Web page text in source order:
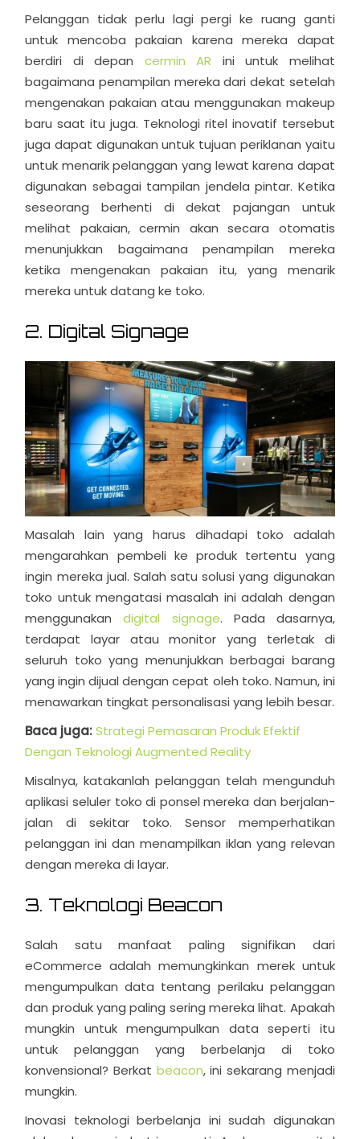
Pelanggan tidak perlu lagi pergi ke ruang ganti
untuk mencoba pakaian karena mereka dapat
berdiri di depan cermin AR ini untuk melihat
bagaimana penampilan mereka dari dekat setelah
mengenakan pakaian atau menggunakan makeup
baru saat itu juga. Teknologi ritel inovatif tersebut
juga dapat digunakan untuk tujuan periklanan yaitu
untuk menarik pelanggan yang lewat karena dapat
digunakan sebagai tampilan jendela pintar. Ketika
seseorang berhenti di dekat pajangan untuk
melihat pakaian, cermin akan secara otomatis
menunjukkan bagaimana penampilan mereka
ketika mengenakan pakaian itu, yang menarik
mereka untuk datang ke toko.
2. Digital Signage
Masalah lain yang harus dihadapi toko adalah
mengarahkan pembeli ke produk tertentu yang
ingin mereka jual. Salah satu solusi yang digunakan
toko untuk mengatasi masalah ini adalah dengan
menggunakandigital signage. Pada dasarnya,
terdapat layar atau monitor yang terletak di
seluruh toko yang menunjukkan berbagai barang
yang ingin dijual dengan cepat oleh toko. Namun, ini
menawarkan tingkat personalisasi yang lebih besar.
Baca juga: Strategi Pemasaran Produk Efektif
Dengan Teknologi Augmented Reality
Misalnya, katakanlah pelanggan telah mengunduh
aplikasi seluler toko di ponsel mereka dan berjalan-
jalan di sekitar toko. Sensor memperhatikan
pelanggan ini dan menampilkan iklan yang relevan
dengan mereka di layar.
3. Teknologi Beacon
Salah satu manfaat paling signifikan dari
eCommerce adalah memungkinkan merek untuk
mengumpulkan data tentang perilaku pelanggan
dan produk yang paling sering mereka lihat. Apakah
mungkin untuk mengumpulkan data seperti itu
untuk pelanggan yang berbelanja di toko
konvensional? Berkat beacon, ini sekarang menjadi
mungkin.
Inovasi teknologi berbelanja ini sudah digunakan